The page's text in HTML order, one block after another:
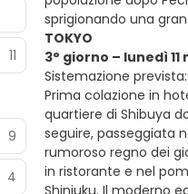
11
9
4
sprigionando una
TOKYO
3° giorno – lunedì
Sistemazione
Prima colazione in
quartiere di Shibuya
seguire, passeggiata
rumoroso regno dei
in ristorante e nel
Shinjuku. Il moderno